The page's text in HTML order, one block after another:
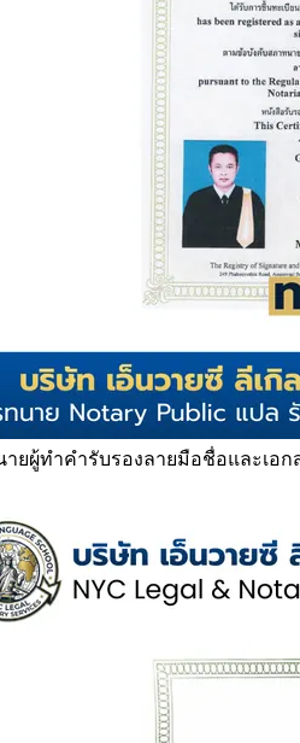
ายผู้ทำคำรับรองลายมือชื่อและเอก